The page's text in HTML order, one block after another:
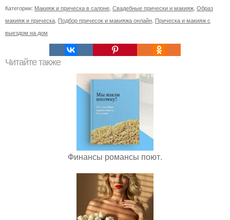
Категории: Макияж и прическа в салоне Свадебные прически и макияж Образ
макияж и прическа Подбор причесок и макияжа онлайн Прическа и макияж с
выездом на дом
Читайте также
Финансы романсы поют.